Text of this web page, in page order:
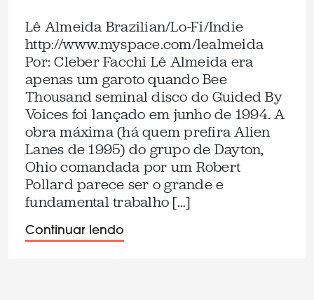
Lê Almeida Brazilian/Lo-Fi/Indie
http://www.myspace.com/lealmeida
Por: Cleber Facchi Lê Almeida era
apenas um garoto quando Bee
Thousand seminal disco do Guided By
Voices foi lançado em junho de 1994. A
obra máxima (há quem prefira Alien
Lanes de 1995) do grupo de Dayton,
Ohio comandada por um Robert
Pollard parece ser o grande e
fundamental trabalho […]
Continuar lendo